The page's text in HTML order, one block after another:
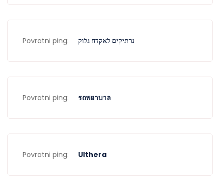
Povratni ping: נרתיקים לאקדח גלוק
Povratni ping: รถพยาบาล
Povratni ping: Ulthera